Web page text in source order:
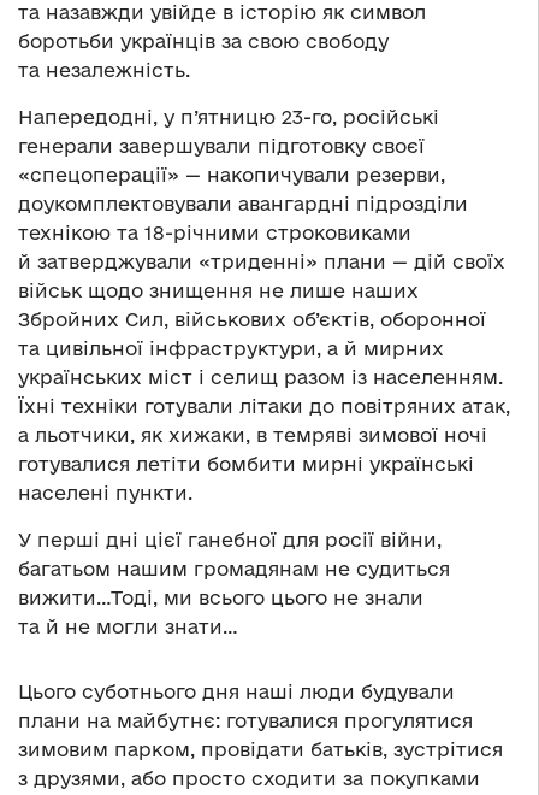
та назавжди увійде в історію як символ
боротьби українців за свою свободу
та незалежність.
Напередодні, у п’ятницю 23-го, російські
генерали завершували підготовку своєї
«спецоперації» — накопичували резерви,
доукомплектовували авангардні підрозділи
технікою та 18-річними строковиками
й затверджували «триденні» плани — дій своїх
військ щодо знищення не лише наших
Збройних Сил, військових об’єктів, оборонної
та цивільної інфраструктури, а й мирних
українських міст і селищ разом із населенням.
Їхні техніки готували літаки до повітряних атак,
а льотчики, як хижаки, в темряві зимової ночі
готувалися летіти бомбити мирні українські
населені пункти.
У перші дні цієї ганебної для росії війни,
багатьом нашим громадянам не судиться
вижити…Тоді, ми всього цього не знали
та й не могли знати…
Цього суботнього дня наші люди будували
плани на майбутнє: готувалися прогулятися
зимовим парком, провідати батьків, зустрітися
з друзями, або просто сходити за покупками